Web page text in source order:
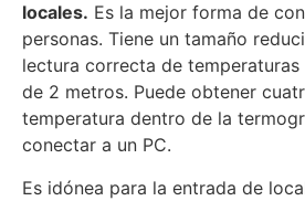
locales. Es la mejor forma de
personas. Tiene un tamaño
lectura correcta de temperaturas
de 2 metros. Puede obtener
temperatura dentro de la
conectar a un PC.
Es idónea para la entrada de